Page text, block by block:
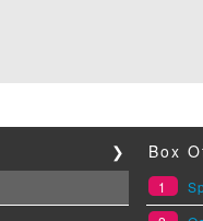
❯ Box
1